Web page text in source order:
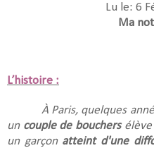
Lu le: 6
Ma
L’histoire :
À Paris, quelques
un couple de bouchersélève
un garçon atteint d'une